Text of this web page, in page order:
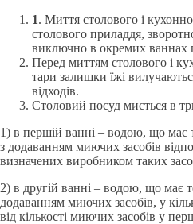
1. Миття столового і
столового приладдя,
виключно в окремих
Перед миттям столового і
тари залишки їжі
відходів.
Столовий посуд миється в
1) в першій ванні – водою, що має
з додаванням миючих засобів
визначених виробником таких
2) в другій ванні – водою, що має
додаванням миючих засобів, у
від кількості миючих засобів у